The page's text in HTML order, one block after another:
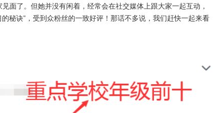
面了。但她并没有闲着，经常会在社交媒体上跟大家一起互动，
秘诀”，受到众粉丝的一致好评！那话不多说，我们赶快一起来看